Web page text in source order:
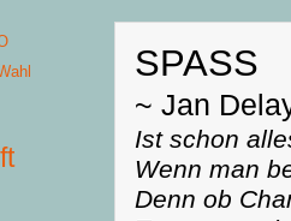
SPASS
~ Jan
Ist schon
Wenn man
Denn ob